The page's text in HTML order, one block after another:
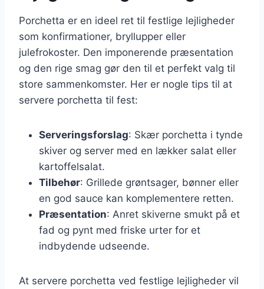
Porchetta er en ideel ret til festlige lejligheder
som konfirmationer, bryllupper eller
julefrokoster. Den imponerende præsentation
og den rige smag gør den til et perfekt valg til
store sammenkomster. Her er nogle tips til at
servere porchetta til fest:
Serveringsforslag: Skær porchetta i tynde
skiver og server med en lækker salat eller
kartoffelsalat.
Tilbehør: Grillede grøntsager, bønner eller
en god sauce kan komplementere retten.
Præsentation: Anret skiverne smukt på et
fad og pynt med friske urter for et
indbydende udseende.
At servere porchetta ved festlige lejligheder vil